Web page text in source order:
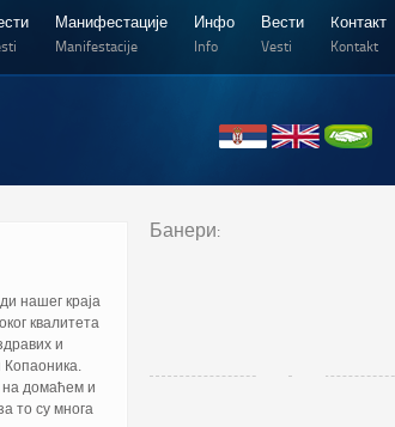
Манифестације
Manifestacije
Инфо
Info
Вести
Vesti
Kонтакт
Kontakt
нашег краја
квалитета
и
Копаоника.
на домаћем и
то су многа
Банери: